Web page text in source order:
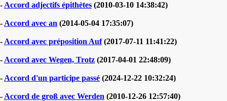
- Accord adjectifs épithètes (2010-03-10 14:38:42)
- Accord avec an (2014-05-04 17:35:07)
- Accord avec préposition Auf(2017-07-11 11:41:22)
- Accord avec Wegen, Trotz (2017-04-01 22:48:09)
- Accord d'un participe passé (2024-12-22 10:32:24)
- Accord de groß avec Werden (2010-12-26 12:57:40)